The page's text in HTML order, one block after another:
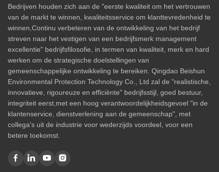
Batch Off Rubber Cooling Machine
Rubber Mixing Mill Machine
Fabrieksinspectie
Rubberknedermachine
Rubberextruder
Verhardingspers voor banden voor motorrijtuigen
met een diameter van niet meer dan 50 mm
Rubberkalender
Bedrijven houden zich aan de "eerste kwaliteit om het vertrouwen
van de markt te winnen, kwaliteitsservice om klanttevredenheid te
winnen,Continu verbeteren van de ontwikkeling van het bedrijf
streven naar het vestigen van een bedrijfsmerk management
excellentie" bedrijfsfilosofie, in termen van kwaliteit, merk en hard
werken om de strategische doelstellingen van
gemeenschappelijke ontwikkeling te bereiken. Qingdao Beishun
Environmental Protection Technology Co., Ltd zal de "realistische,
innovatieve, rigoureuze en efficiënte" bedrijfsstijl, goed bestuur,
integriteit eerst,met een hoog verantwoordelijkheidsgevoel "in de
klantenservice, dienstverlening aan de gemeenschap", met
collega's uit de industrie voor wederzijds voordeel, voor een
betere toekomst.